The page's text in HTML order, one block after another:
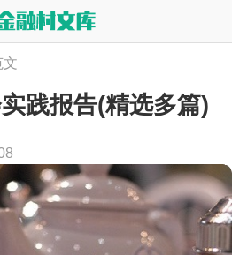
文
践报告(精选多篇)